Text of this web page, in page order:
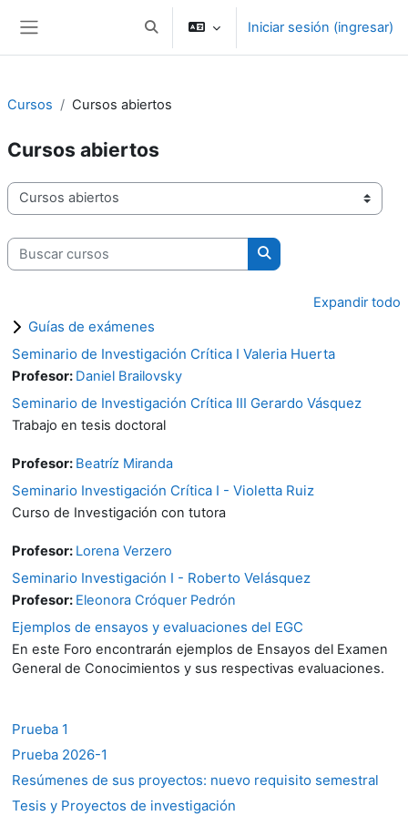
Activar o desactivar entrada de búsqueda
Iniciar sesión (ingresar)
Cursos Cursos abiertos
Cursos abiertos
Categorías
Buscar cursos
Buscar cursos
Expandir todo
Guías de exámenes
Seminario de Investigación Crítica I Valeria Huerta
Profesor: Daniel Brailovsky
Seminario de Investigación Crítica III Gerardo Vásquez
Trabajo en tesis doctoral
Profesor: Beatríz Miranda
Seminario Investigación Crítica I - Violetta Ruiz
Curso de Investigación con tutora
Profesor: Lorena Verzero
Seminario Investigación I - Roberto Velásquez
Profesor: Eleonora Cróquer Pedrón
Ejemplos de ensayos y evaluaciones del EGC
En este Foro encontrarán ejemplos de Ensayos del Examen
General de Conocimientos y sus respectivas evaluaciones.
Prueba 1
Prueba 2026-1
Resúmenes de sus proyectos: nuevo requisito semestral
Tesis y Proyectos de investigación